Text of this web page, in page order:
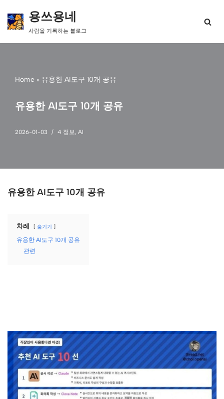
콘
용쓰용네
사람을 기록하는 블로그
Home » 유용한 AI도구 10개 공유
유용한 AI도구 10개 공유
2026-01-03 4 정보, AI
유용한 AI도구 10개 공유
차례 숨기기
유용한 AI도구 10개 공유
관련